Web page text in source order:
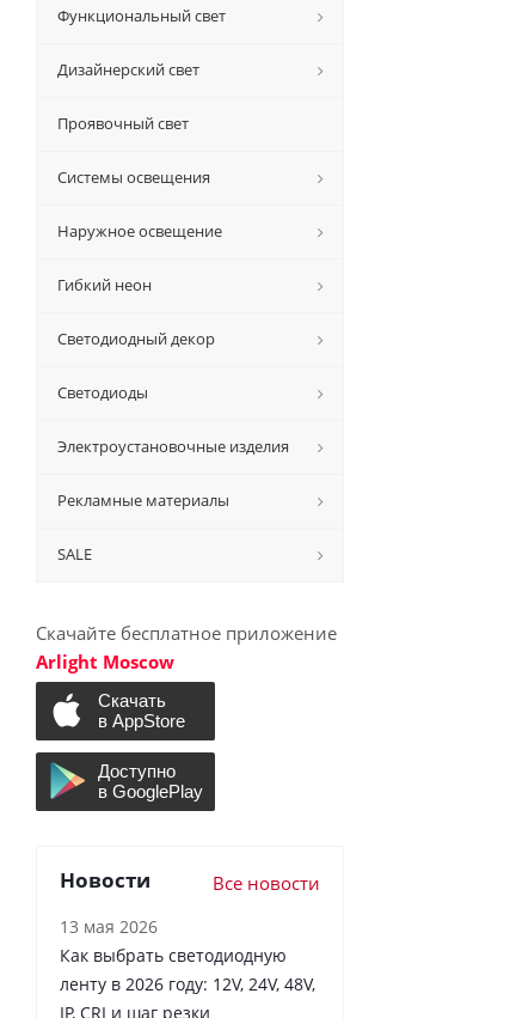
Функциональный свет
Дизайнерский свет
Проявочный свет
Системы освещения
Наружное освещение
Гибкий неон
Светодиодный декор
Светодиоды
Электроустановочные изделия
Рекламные материалы
SALE
Скачайте бесплатное приложение
Arlight Moscow
Новости Все новости
13 мая 2026
Как выбрать светодиодную
ленту в 2026 году: 12V, 24V, 48V,
IP, CRI и шаг резки